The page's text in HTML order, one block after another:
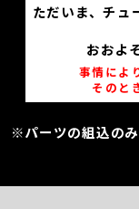
ただいま、チュ
おおよ
事情によ
そのと
※パーツの組込の